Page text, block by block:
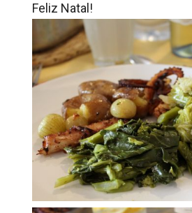
Feliz Natal!